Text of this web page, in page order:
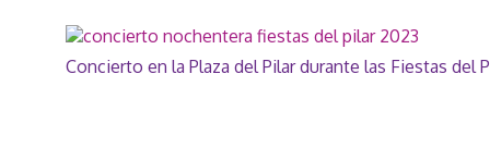
Concierto en la Plaza del Pilar durante las Fiestas del